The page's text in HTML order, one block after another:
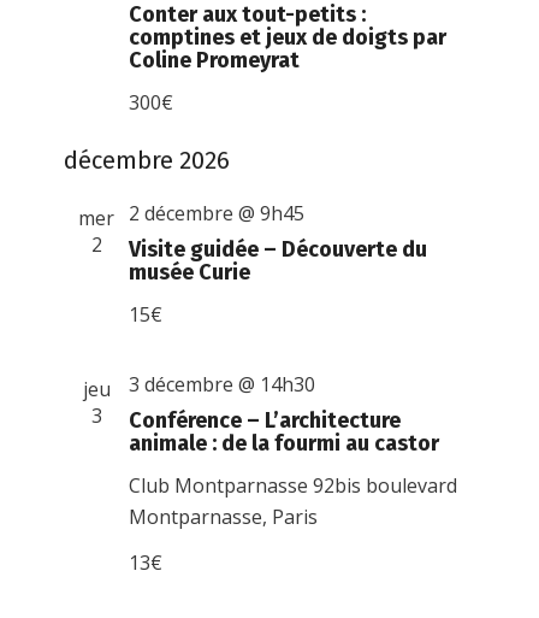
Conter aux tout-petits :
comptines et jeux de doigts par
Coline Promeyrat
300€
décembre 2026
mer
2
Visite guidée – Découverte du
musée Curie
2 décembre @ 9h45
15€
jeu
3
Conférence – L’architecture
animale : de la fourmi au castor
3 décembre @ 14h30
Club Montparnasse92bis boulevard
Montparnasse, Paris
13€